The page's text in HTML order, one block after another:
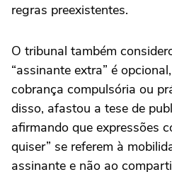
regras preexistentes.
O tribunal também
“assinante extra” é
cobrança compulsória ou
disso, afastou a tese de
afirmando que expressões
quiser” se referem à
assinante e não ao